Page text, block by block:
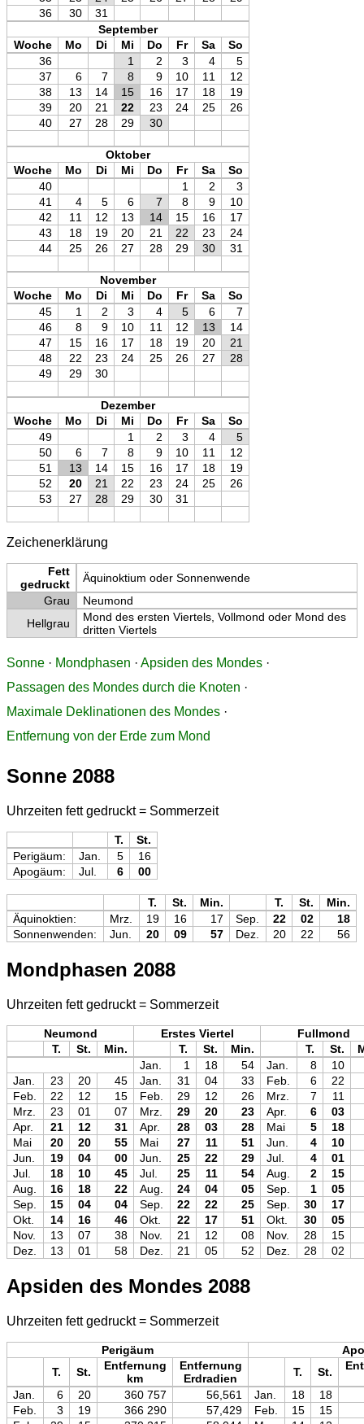
36
30
31
September
Woche
Mo Di Mi Do Fr Sa
So
36
1 2 3 4
5
37
6 7 8 9 10 11
12
38
13 14 15 16 17 18
19
39
20 21 22 23 24 25
26
40
27 28 29 30
Oktober
Woche
Mo Di Mi Do Fr Sa
So
40
1 2
3
41
4 5 6 7 8 9
10
42
11 12 13 14 15 16
17
43
18 19 20 21 22 23
24
44
25 26 27 28 29 30 31
November
Woche
Mo Di Mi Do Fr Sa
So
45
1 2 3 4 5 6
7
46
8 9 10 11 12 13
14
47
15 16 17 18 19 20
21
48
22 23 24 25 26 27
28
49
29 30
Dezember
Woche
Mo Di Mi Do Fr Sa
So
49
1 2 3 4
5
50
6 7 8 9 10 11
12
51
13 14 15 16 17 18
19
52
20 21 22 23 24 25
26
53
27 28 29 30 31
Zeichenerklärung
Fett
gedruckt
Äquinoktium oder Sonnenwende
Grau
Neumond
Hellgrau
Mond des ersten Viertels, Vollmond oder Mond des
dritten Viertels
Sonne · Mondphasen · Apsiden des Mondes ·
Passagen des Mondes durch die Knoten ·
Maximale Deklinationen des Mondes ·
Entfernung von der Erde zum Mond
Sonne 2088
Uhrzeiten fett gedruckt = Sommerzeit
T.
St.
Perigäum:
Jan. 5
16
Apogäum:
Jul. 6 00
T. St. Min. T. St.
Min.
Äquinoktien:
Mrz. 19 16 17 Sep. 22 02
18
Sonnenwenden:
Jun. 20 09 57 Dez. 20 22 56
Mondphasen 2088
Uhrzeiten fett gedruckt = Sommerzeit
Neumond Erstes Viertel
Fullmond
T.
St. Min. T. St. Min. T. St.
Jan.
1 18 54 Jan. 8
10
Jan.
23 20 45 Jan. 31 04 33 Feb. 6
22
Feb.
22 12 15 Feb. 29 12 26 Mrz. 7
11
Mrz.
23 01 07 Mrz. 29 20 23 Apr. 6
03
Apr.
21 12 31 Apr. 28 03 28 Mai 5
18
Mai
20 20 55 Mai 27 11 51 Jun. 4
10
Jun.
19 04 00 Jun. 25 22 29 Jul. 4
01
Jul.
18 10 45 Jul. 25 11 54 Aug. 2
15
Aug.
16 18 22 Aug. 24 04 05 Sep. 1
05
Sep.
15 04 04 Sep. 22 22 25 Sep. 30
17
Okt.
14 16 46 Okt. 22 17 51 Okt. 30
05
Nov.
13 07 38 Nov. 21 12 08 Nov. 28
15
Dez.
13 01 58 Dez. 21 05 52 Dez. 28 02
Apsiden des Mondes 2088
Uhrzeiten fett gedruckt = Sommerzeit
Perigäum
T.
St.
Entfernung
km
Entfernung
Erdradien
T. St.
Jan. 6 20 360 757 56,561 Jan. 18
18
Feb.
3 19 366 290 57,429 Feb. 15
15